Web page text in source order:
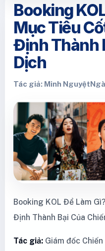
Booking
Mục Tiêu
Định Thành
Dịch
Tác giả: Minh Nguyệt
Booking KOL Để Làm
Định Thành Bại Của
Tác giả: Giám đốc